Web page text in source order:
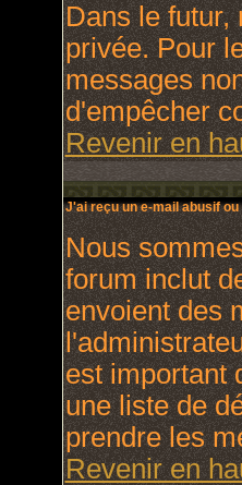
Dans le futur,
privée. Pour
messages
d'empêcher
Revenir en
J'ai reçu un e-mail abusif
Nous
forum inclut
envoient des
est important
une liste de
prendre les
Revenir en